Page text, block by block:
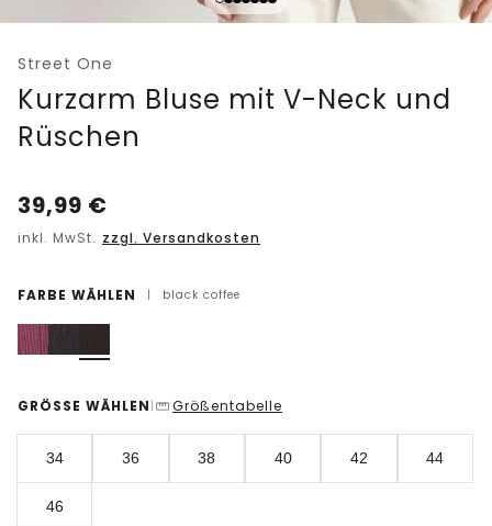
Street One
Kurzarm Bluse mit V-Neck und
Rüschen
39,99 €
inkl. MwSt. zzgl. Versandkosten
FARBE WÄHLEN | black coffee
GRÖSSE WÄHLEN | Größentabelle
34 36 38 40 42 44
46